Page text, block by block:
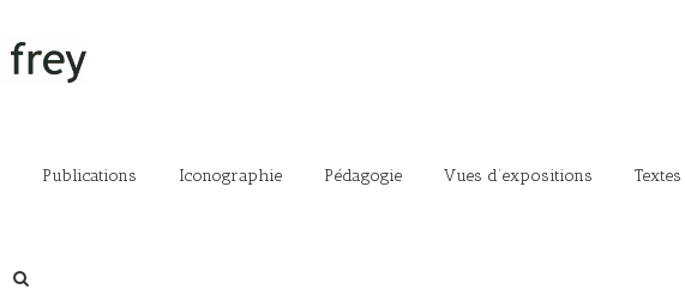
Publications Iconographie Pédagogie Vues d’expositions